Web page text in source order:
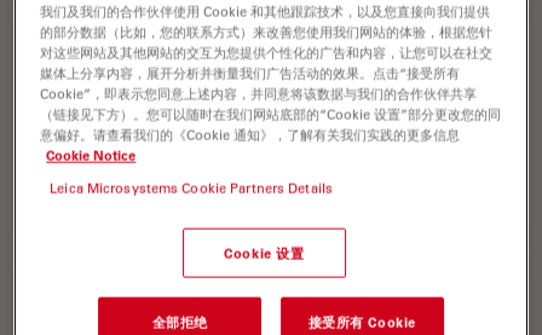
Sasaki , Hideki , M.Sc.
Publications : 1
我们及我们的合作伙伴使用 Cookie 和其他跟踪技术，以及您直接向我们提供
的部分数据（比如，您的联系方式）来改善您使用我们网站的体验，根据您针
对这些网站及其他网站的交互为您提供个性化的广告和内容，让您可以在社交
媒体上分享内容，展开分析并衡量我们广告活动的效果。点击“接受所有
Cookie”，即表示您同意上述内容，并同意将该数据与我们的合作伙伴共享
（链接见下方）。您可以随时在我们网站底部的“Cookie 设置”部分更改您的同
意偏好。请查看我们的《Cookie 通知》，了解有关我们实践的更多信息
Cookie Notice
Leica Microsystems Cookie Partners Details
Cookie 设置
全部拒绝 接受所有 Cookie